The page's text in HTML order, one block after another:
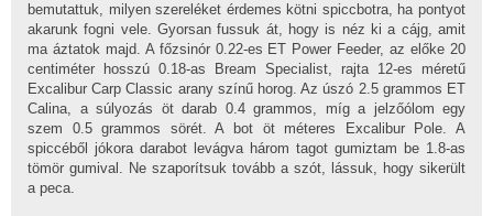
bemutattuk, milyen szereléket érdemes kötni spiccbotra, ha pontyot
akarunk fogni vele. Gyorsan fussuk át, hogy is néz ki a cájg, amit
ma áztatok majd. A főzsinór 0.22-es ET Power Feeder, az előke 20
centiméter hosszú 0.18-as Bream Specialist, rajta 12-es méretű
Excalibur Carp Classic arany színű horog. Az úszó 2.5 grammos ET
Calina, a súlyozás öt darab 0.4 grammos, míg a jelzőólom egy
szem 0.5 grammos sörét. A bot öt méteres Excalibur Pole. A
spiccéből jókora darabot levágva három tagot gumiztam be 1.8-as
tömör gumival. Ne szaporítsuk tovább a szót, lássuk, hogy sikerült
a peca.